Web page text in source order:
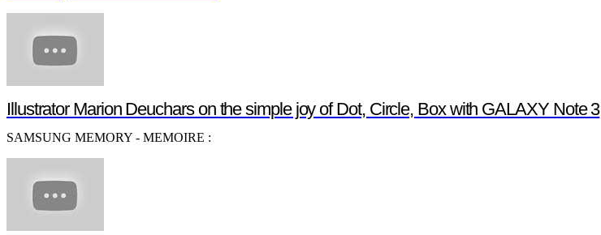
Illustrator Marion Deuchars on the simple joy of Dot, Circle, Box with GALAXY Note 3
SAMSUNG MEMORY - MEMOIRE :